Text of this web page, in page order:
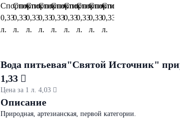
Вода питьевая"Святой Источник"
1,33 
Цена за 1 л. 4,03 
Описание
Природная, артезианская, первой категории.